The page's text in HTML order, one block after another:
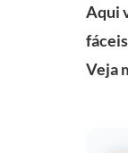
Aqui
Veja